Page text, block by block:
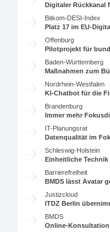
Digitaler Rückkanal
Bitkom-DESI-Index
Platz 17 im EU-
Offenburg
Pilotprojekt für
Baden-Württemberg
Maßnahmen zum
Nordrhein-Westfalen
KI-Chatbot für die
Brandenburg
Immer mehr
IT-Planungsrat
Datenqualität im
Schleswig-Holstein
Einheitliche
Barrierefreiheit
BMDS lässt Avatar
Justizcloud
ITDZ Berlin
BMDS
Online-